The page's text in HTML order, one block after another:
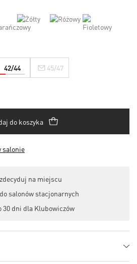
42/44 45/47
do koszyka
salonie
na miejscu
salonów stacjonarnych
30 dni dla Klubowiczów